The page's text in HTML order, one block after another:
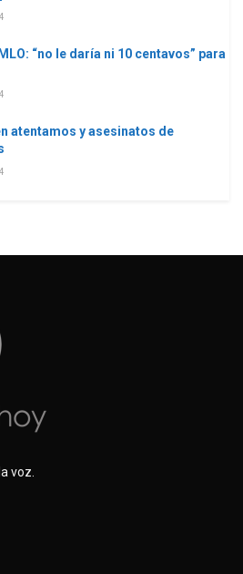
“no le daría ni 10 centavos” para
atentamos y asesinatos de
voz.